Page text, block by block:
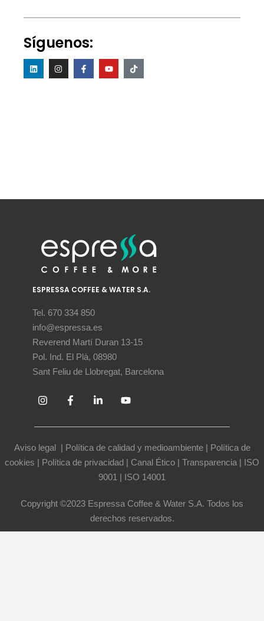
Síguenos:
ESPRESSA COFFEE & WATER S.A.
Tel. 670 334 850
info@espressa.es
Reverend Martí Duran 13-15
Pol. Ind. El Plà, 08980
Sant Feliu de Llobregat, Barcelona
Aviso legal | Política de calidad y medioambiente| Política de
cookies | Política de privacidad | Canal Ético | Transparencia | ISO
9001 | ISO 14001
Copyright ©2023 Espressa Coffee & Water S.A. Todos los
derechos reservados.